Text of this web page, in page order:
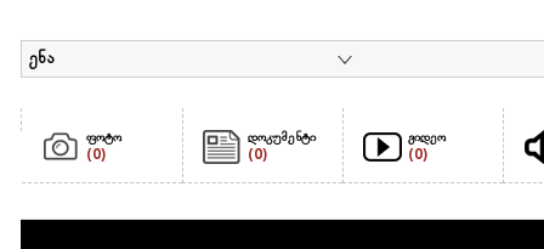
ენა
ფოტო
(0)
დოკუმენტი
(0)
ვიდეო
(0)